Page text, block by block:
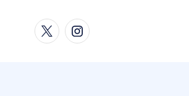
TwitterInstagram